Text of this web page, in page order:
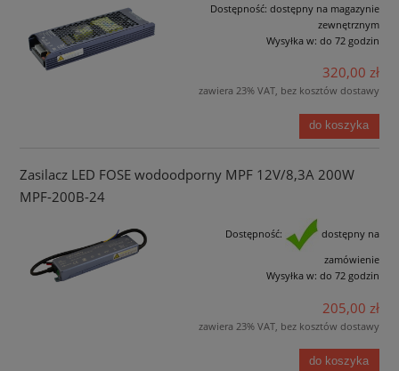
Dostępność: dostępny na magazynie
zewnętrznym
Wysyłka w: do 72 godzin
320,00 zł
zawiera 23% VAT, bez kosztów dostawy
do koszyka
Zasilacz LED FOSE wodoodporny MPF 12V/8,3A 200W
MPF-200B-24
Dostępność:
dostępny na
zamówienie
Wysyłka w: do 72 godzin
205,00 zł
zawiera 23% VAT, bez kosztów dostawy
do koszyka